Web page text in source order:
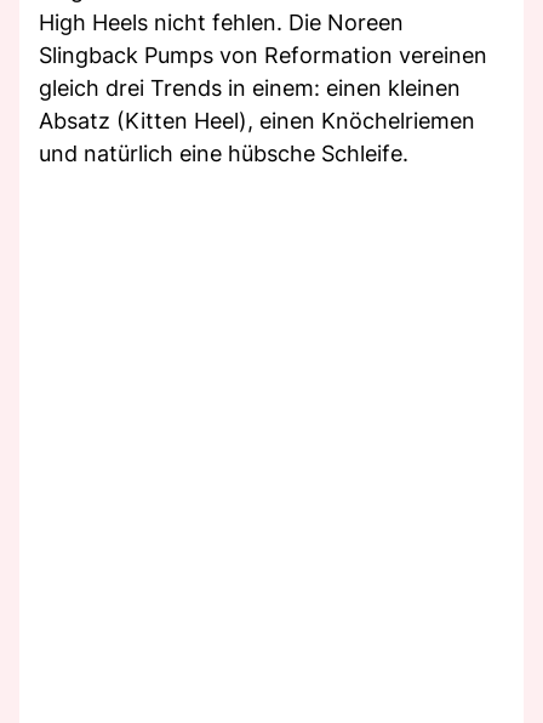
High Heels nicht fehlen. Die Noreen
Slingback Pumps von Reformation vereinen
gleich drei Trends in einem: einen kleinen
Absatz (Kitten Heel), einen Knöchelriemen
und natürlich eine hübsche Schleife.